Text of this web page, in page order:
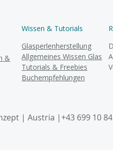
&
Wissen & Tutorials
Glasperlenherstellung
Allgemeines Wissen Glas
Tutorials & Freebies
Buchempfehlungen
| Austria |+43 699 10